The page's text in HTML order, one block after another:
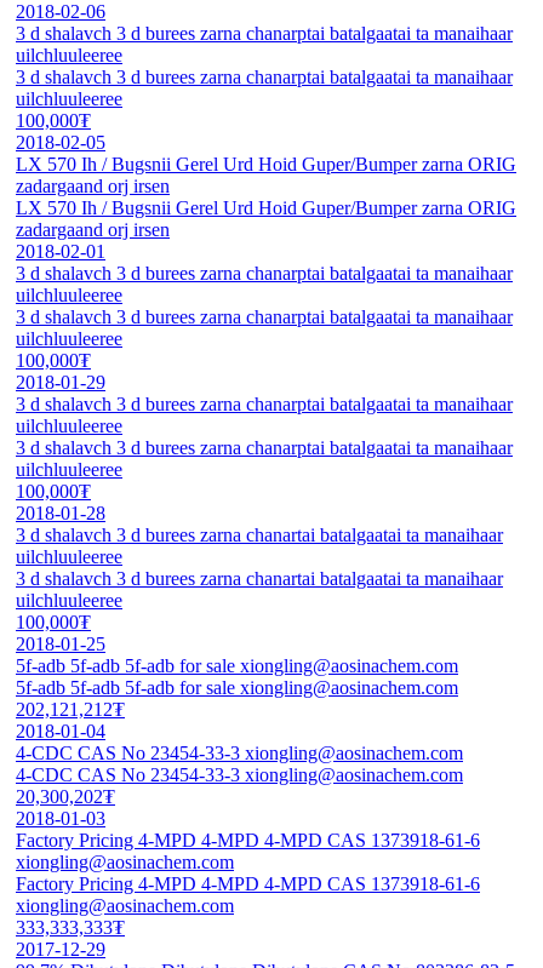
2018-02-06
3 d shalavch 3 d burees zarna chanarptai batalgaatai ta manaihaar
uilchluuleeree
3 d shalavch 3 d burees zarna chanarptai batalgaatai ta manaihaar
uilchluuleeree
100,000₮
2018-02-05
LX 570 Ih / Bugsnii Gerel Urd Hoid Guper/Bumper zarna ORIG
zadargaand orj irsen
LX 570 Ih / Bugsnii Gerel Urd Hoid Guper/Bumper zarna ORIG
zadargaand orj irsen
2018-02-01
3 d shalavch 3 d burees zarna chanarptai batalgaatai ta manaihaar
uilchluuleeree
3 d shalavch 3 d burees zarna chanarptai batalgaatai ta manaihaar
uilchluuleeree
100,000₮
2018-01-29
3 d shalavch 3 d burees zarna chanarptai batalgaatai ta manaihaar
uilchluuleeree
3 d shalavch 3 d burees zarna chanarptai batalgaatai ta manaihaar
uilchluuleeree
100,000₮
2018-01-28
3 d shalavch 3 d burees zarna chanartai batalgaatai ta manaihaar
uilchluuleeree
3 d shalavch 3 d burees zarna chanartai batalgaatai ta manaihaar
uilchluuleeree
100,000₮
2018-01-25
5f-adb 5f-adb 5f-adb for sale xiongling@aosinachem.com
5f-adb 5f-adb 5f-adb for sale xiongling@aosinachem.com
202,121,212₮
2018-01-04
4-CDC CAS No 23454-33-3 xiongling@aosinachem.com
4-CDC CAS No 23454-33-3 xiongling@aosinachem.com
20,300,202₮
2018-01-03
Factory Pricing 4-MPD 4-MPD 4-MPD CAS 1373918-61-6
xiongling@aosinachem.com
Factory Pricing 4-MPD 4-MPD 4-MPD CAS 1373918-61-6
xiongling@aosinachem.com
333,333,333₮
2017-12-29